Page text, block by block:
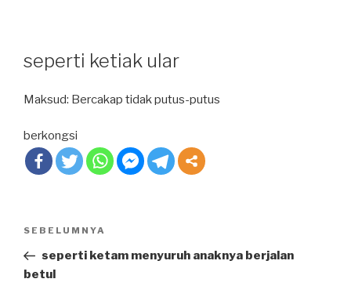
seperti ketiak ular
Maksud: Bercakap tidak putus-putus
berkongsi
Post
Previous
Post
SEBELUMNYA
seperti ketam menyuruh anaknya berjalan
betul